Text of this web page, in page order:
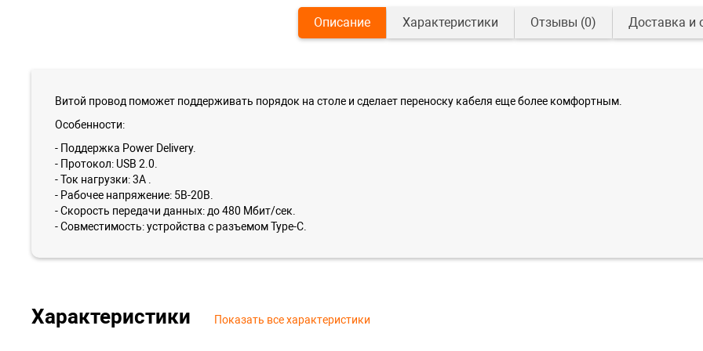
Описание Характеристики Отзывы (0) Доставка и
Витой провод поможет поддерживать порядок на столе и сделает переноску кабеля еще более комфортным.
Особенности:
- Поддержка Power Delivery.
- Протокол: USB 2.0.
- Ток нагрузки: 3A .
- Рабочее напряжение: 5В-20В.
- Скорость передачи данных: до 480 Мбит/сек.
- Совместимость: устройства с разъемом Type-C.
Характеристики Показать все характеристики